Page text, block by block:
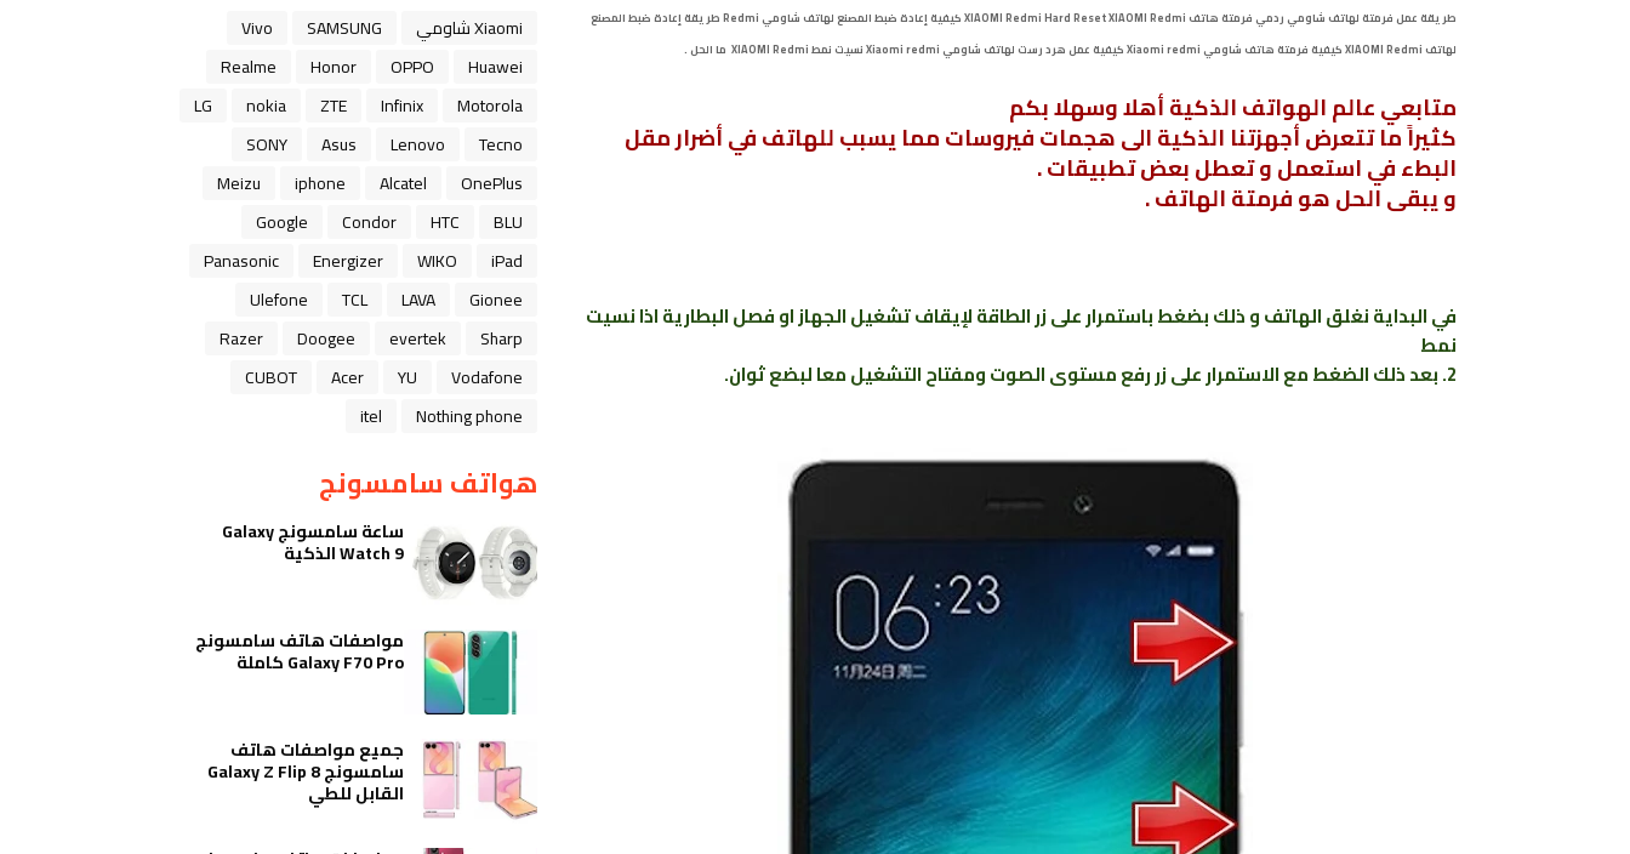
طريقة عمل فرمتة لهاتف شاومي ردمي فرمتة هاتف XIAOMI Redmi Hard Reset XIAOMI Redmi كيفية إعادة ضبط المصنع لهاتف شاومي Redmi طريقة إعادة ضبط المصنع
لهاتف XIAOMI Redmi كيفية فرمتة هاتف شاومي Xiaomi redmi كيفية عمل هرد رست لهاتف شاومي Xiaomi redmi نسيت نمط XIAOMI Redmi ما الحل .
متابعي عالم الهواتف الذكية أهلا وسهلا بكم
كثيراً ما تتعرض أجهزتنا الذكية الى هجمات فيروسات مما يسبب للهاتف في أضرار مقل
البطء في استعمل و تعطل بعض تطبيقات .
و يبقى الحل هو فرمتة الهاتف .
في البداية نغلق الهاتف و ذلك بضغط باستمرار على زر الطاقة لإيقاف تشغيل الجهاز او فصل البطارية اذا نسيت
نمط
2. بعد ذلك الضغط مع الاستمرار على زر رفع مستوى الصوت ومفتاح التشغيل معا لبضع ثوان.
Xiaomi شاومي SAMSUNG
Vivo
Huawei
OPPO
Honor
Realme
Motorola
Infinix
ZTE
nokia
LG
Tecno
Lenovo
Asus
SONY
OnePlus
Alcatel
iphone
Meizu
BLU
HTC
Condor
Google
iPad
WIKO
Energizer
Panasonic
Gionee
LAVA
TCL
Ulefone
Sharp
evertek
Doogee
Razer
Vodafone
YU
Acer
CUBOT
Nothing phone
itel
هواتف سامسونج
ساعة سامسونج Galaxy
Watch 9 الذكية
مواصفات هاتف سامسونج
Galaxy F70 Pro كاملة
جميع مواصفات هاتف
سامسونج Galaxy Z Flip 8
القابل للطي